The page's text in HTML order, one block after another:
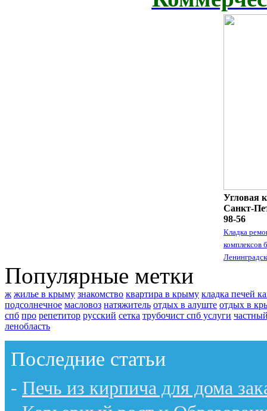
Угловая
Санкт-
98-56
Кладка
комплексов
Популярные метки
ж жилье в крыму знакомство квартира в крыму кладка печей
подсолнечное масловоз натяжитель отдых в алуште отдых в
спб про репетитор русский сетка трубочист спб услуги
ленобласть
Последние статьи
- Печь из кирпича для дома